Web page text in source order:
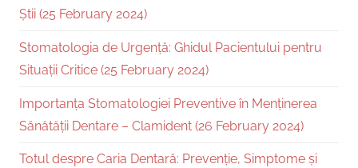
Știi (25 February 2024)
Stomatologia de Urgență: Ghidul Pacientului pentru
Situații Critice (25 February 2024)
Importanța Stomatologiei Preventive în Menținerea
Sănătății Dentare – Clamident (26 February 2024)
Totul despre Caria Dentară: Prevenție, Simptome și